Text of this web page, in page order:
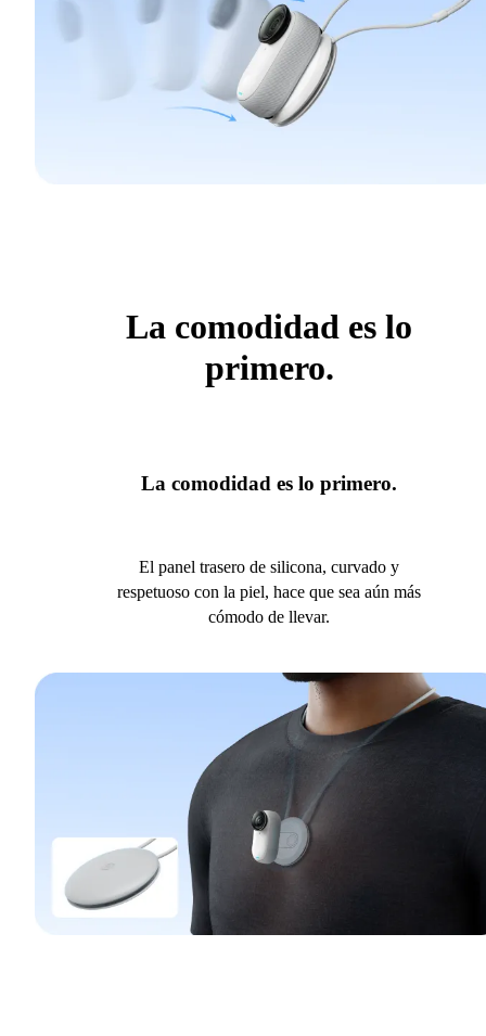
La comodidad es lo
primero.
La comodidad es lo primero.
El panel trasero de silicona, curvado y
respetuoso con la piel, hace que sea aún más
cómodo de llevar.